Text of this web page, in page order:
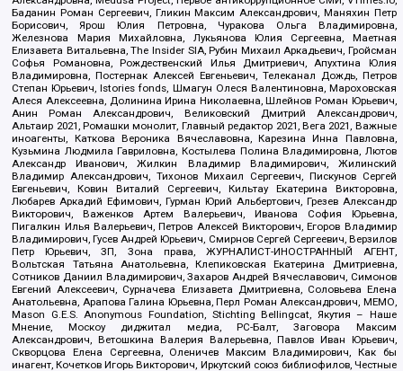
Баданин Роман Сергеевич, Гликин Максим Александрович, Маняхин Петр
Борисович, Ярош Юлия Петровна, Чуракова Ольга Владимировна,
Железнова Мария Михайловна, Лукьянова Юлия Сергеевна, Маетная
Елизавета Витальевна, The Insider SIA, Рубин Михаил Аркадьевич, Гройсман
Софья Романовна, Рождественский Илья Дмитриевич, Апухтина Юлия
Владимировна, Постернак Алексей Евгеньевич, Телеканал Дождь, Петров
Степан Юрьевич, Istories fonds, Шмагун Олеся Валентиновна, Мароховская
Алеся Алексеевна, Долинина Ирина Николаевна, Шлейнов Роман Юрьевич,
Анин Роман Александрович, Великовский Дмитрий Александрович,
Альтаир 2021, Ромашки монолит, Главный редактор 2021, Вега 2021, Важные
иноагенты, Каткова Вероника Вячеславовна, Карезина Инна Павловна,
Кузьмина Людмила Гавриловна, Костылева Полина Владимировна, Лютов
Александр Иванович, Жилкин Владимир Владимирович, Жилинский
Владимир Александрович, Тихонов Михаил Сергеевич, Пискунов Сергей
Евгеньевич, Ковин Виталий Сергеевич, Кильтау Екатерина Викторовна,
Любарев Аркадий Ефимович, Гурман Юрий Альбертович, Грезев Александр
Викторович, Важенков Артем Валерьевич, Иванова София Юрьевна,
Пигалкин Илья Валерьевич, Петров Алексей Викторович, Егоров Владимир
Владимирович, Гусев Андрей Юрьевич, Смирнов Сергей Сергеевич, Верзилов
Петр Юрьевич, ЗП, Зона права, ЖУРНАЛИСТ-ИНОСТРАННЫЙ АГЕНТ,
Вольтская Татьяна Анатольевна, Клепиковская Екатерина Дмитриевна,
Сотников Даниил Владимирович, Захаров Андрей Вячеславович, Симонов
Евгений Алексеевич, Сурначева Елизавета Дмитриевна, Соловьева Елена
Анатольевна, Арапова Галина Юрьевна, Перл Роман Александрович, МЕМО,
Mason G.E.S. Anonymous Foundation, Stichting Bellingcat, Якутия – Наше
Мнение, Москоу диджитал медиа, РС-Балт, Заговора Максим
Александрович, Ветошкина Валерия Валерьевна, Павлов Иван Юрьевич,
Скворцова Елена Сергеевна, Оленичев Максим Владимирович, Как бы
инагент, Кочетков Игорь Викторович, Иркутский союз библиофилов, Честные